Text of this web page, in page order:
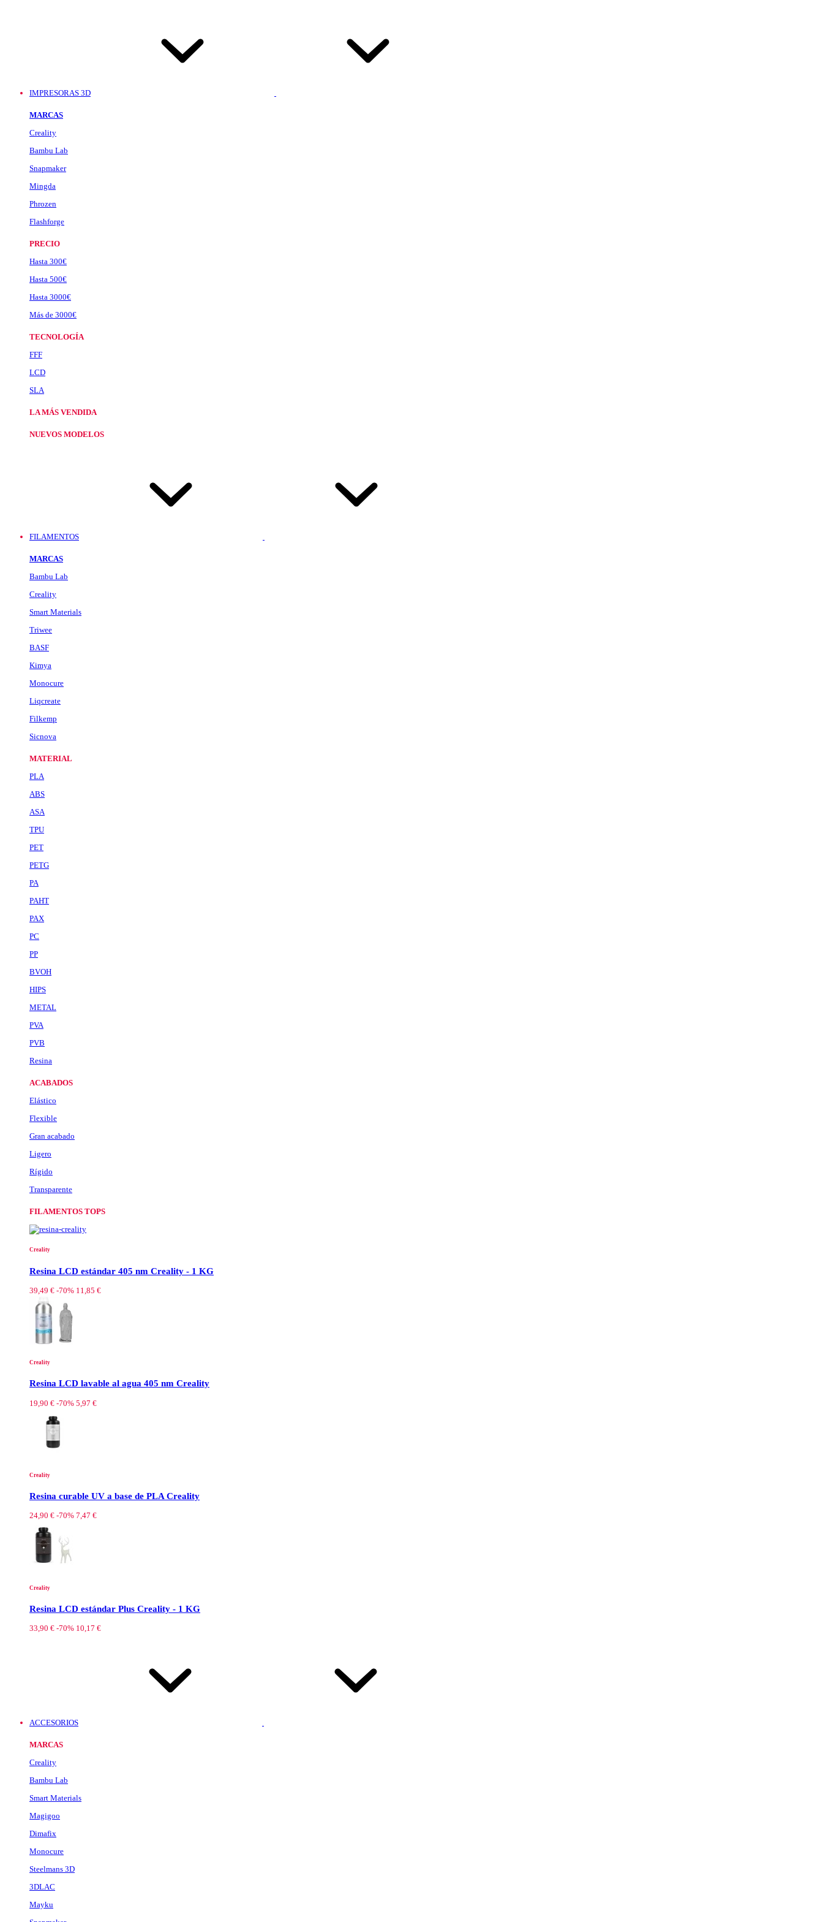
IMPRESORAS 3D
MARCAS
Creality
Bambu Lab
Snapmaker
Mingda
Phrozen
Flashforge
PRECIO
Hasta 300€
Hasta 500€
Hasta 3000€
Más de 3000€
TECNOLOGÍA
FFF
LCD
SLA
LA MÁS VENDIDA
NUEVOS MODELOS
FILAMENTOS
MARCAS
Bambu Lab
Creality
Smart Materials
Triwee
BASF
Kimya
Monocure
Liqcreate
Filkemp
Sicnova
MATERIAL
PLA
ABS
ASA
TPU
PET
PETG
PA
PAHT
PAX
PC
PP
BVOH
HIPS
METAL
PVA
PVB
Resina
ACABADOS
Elástico
Flexible
Gran acabado
Ligero
Rígido
Transparente
FILAMENTOS TOPS
Creality
Resina LCD estándar 405 nm Creality - 1 KG
39,49 € -70% 11,85 €
Creality
Resina LCD lavable al agua 405 nm Creality
19,90 € -70% 5,97 €
Creality
Resina curable UV a base de PLA Creality
24,90 € -70% 7,47 €
Creality
Resina LCD estándar Plus Creality - 1 KG
33,90 € -70% 10,17 €
ACCESORIOS
MARCAS
Creality
Bambu Lab
Smart Materials
Magigoo
Dimafix
Monocure
Steelmans 3D
3DLAC
Mayku